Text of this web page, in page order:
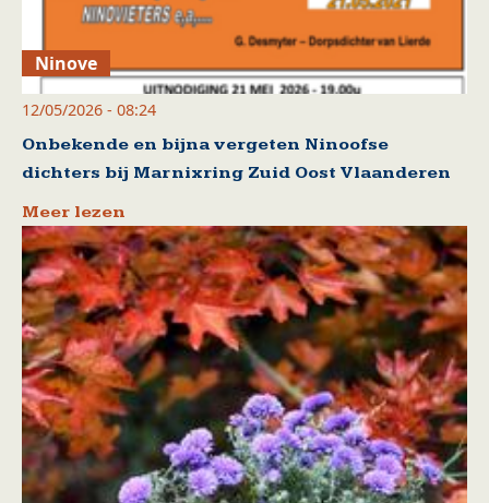
Ninove
12/05/2026 - 08:24
Onbekende en bijna vergeten Ninoofse
dichters bij Marnixring Zuid Oost Vlaanderen
Meer lezen